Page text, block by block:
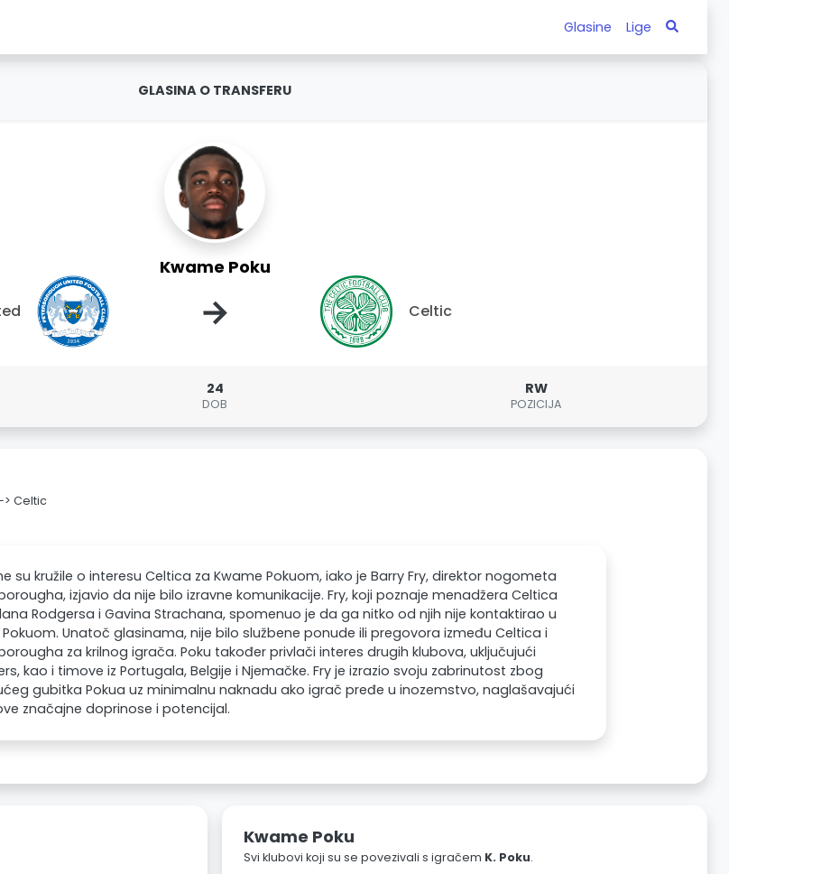
Glasine Lige
GLASINA O TRANSFERU
Kwame Poku
→ Celtic
24
DOB
RW
POZICIJA
Celtic
su kružile o interesu Celtica za Kwame Pokuom, iako je Barry Fry, direktor nogometa
izjavio da nije bilo izravne komunikacije. Fry, koji poznaje menadžera Celtica
Rodgersa i Gavina Strachana, spomenuo je da ga nitko od njih nije kontaktirao u
Pokuom. Unatoč glasinama, nije bilo službene ponude ili pregovora između Celtica i
za krilnog igrača. Poku također privlači interes drugih klubova, uključujući
kao i timove iz Portugala, Belgije i Njemačke. Fry je izrazio svoju zabrinutost zbog
gubitka Pokua uz minimalnu naknadu ako igrač pređe u inozemstvo, naglašavajući
značajne doprinose i potencijal.
Kwame Poku
Svi klubovi koji su se povezivali s igračem K. Poku.